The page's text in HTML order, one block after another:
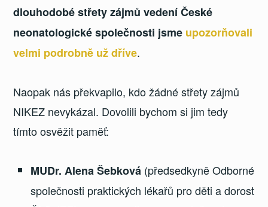
dlouhodobé střety zájmů vedení České
neonatologické společnosti jsme upozorňovali
velmi podrobně už dříve.
Naopak nás překvapilo, kdo žádné střety zájmů
NIKEZ nevykázal. Dovolili bychom si jim tedy
tímto osvěžit paměť:
MUDr. Alena Šebková (předsedkyně Odborné
společnosti praktických lékařů pro děti a dorost